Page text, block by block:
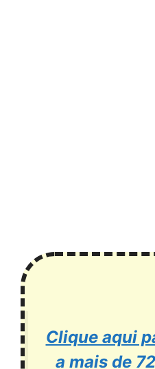
Clique aqui
a mais de